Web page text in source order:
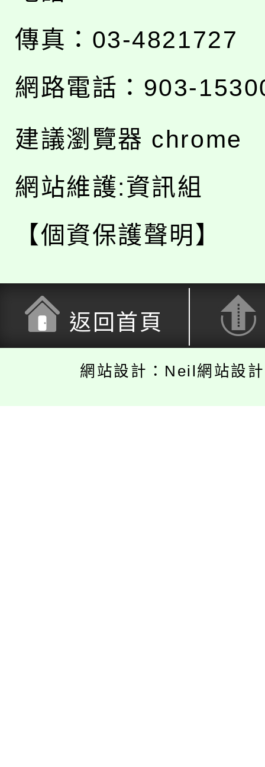
傳真：03-4821727
網路電話：903-
建議瀏覽器 chrome
網站維護:資訊組
【個資保護聲明】
返回首頁
網站設計：Neil網站設